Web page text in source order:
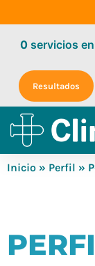
0servicios
Resultados
Inicio » Perfil »